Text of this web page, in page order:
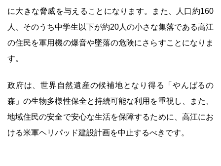
に大きな脅威を与えることになります。また、人口約160
人、そのうち中学生以下が約20人の小さな集落である高江
の住民を軍用機の爆音や墜落の危険にさらすことになりま
す。
政府は、世界自然遺産の候補地となり得る「やんばるの
森」の生物多様性保全と持続可能な利用を重視し、また、
地域住民の安全で安心な生活を保障するために、高江にお
ける米軍ヘリパッド建設計画を中止するべきです。